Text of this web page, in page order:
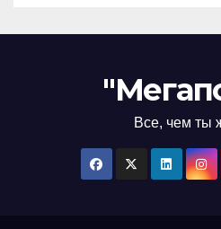
Все, чем ты